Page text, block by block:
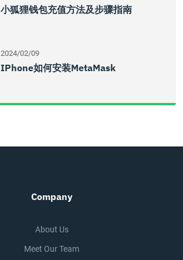
小狐狸钱包充值方法及步骤指南
2024/02/09
IPhone如何安装MetaMask
Company
About Us
Meet Our Team